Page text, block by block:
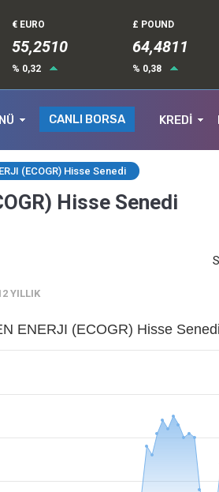
€ EURO
55,2510
% 0,32
£ POUND
64,4811
% 0,38
CANLI BORSA KREDİ
(ECOGR) Hisse Senedi
Hisse Senedi
YILLIK
ENERJI (ECOGR) Hisse